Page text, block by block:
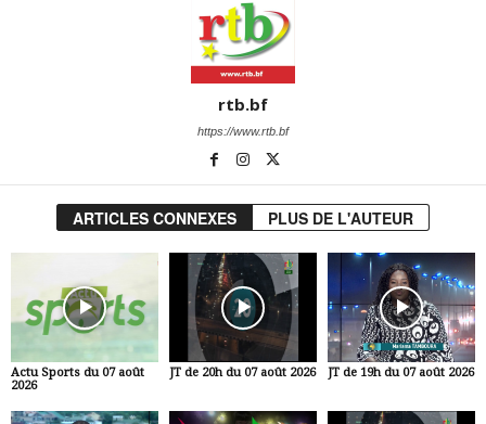
rtb.bf
https://www.rtb.bf
ARTICLES CONNEXES PLUS DE L'AUTEUR
Actu Sports du 07 août
2026
JT de 20h du 07 août 2026 JT de 19h du 07 août 2026